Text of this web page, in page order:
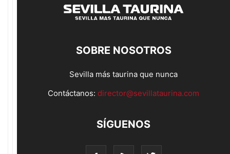
SOBRE NOSOTROS
Sevilla más taurina que nunca
Contáctanos: director@sevillataurina.com
SÍGUENOS